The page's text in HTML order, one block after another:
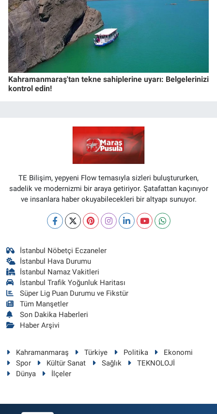
Kahramanmaraş'tan tekne sahiplerine uyarı: Belgelerinizi
kontrol edin!
TE Bilişim, yepyeni Flow temasıyla sizleri buluştururken,
sadelik ve modernizmi bir araya getiriyor. Şatafattan kaçınıyor
ve insanlara haber okuyabilecekleri bir altyapı sunuyor.
İstanbul Nöbetçi Eczaneler
İstanbul Hava Durumu
İstanbul Namaz Vakitleri
İstanbul Trafik Yoğunluk Haritası
Süper Lig Puan Durumu ve Fikstür
Tüm Manşetler
Son Dakika Haberleri
Haber Arşivi
Kahramanmaraş Türkiye Politika
Ekonomi
Spor
Kültür Sanat Sağlık
TEKNOLOJİ
Dünya
İlçeler